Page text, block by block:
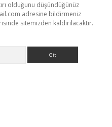
olduğunu düşündüğünüz
adresine bildirmeniz
sitemizden kaldırılacaktır.